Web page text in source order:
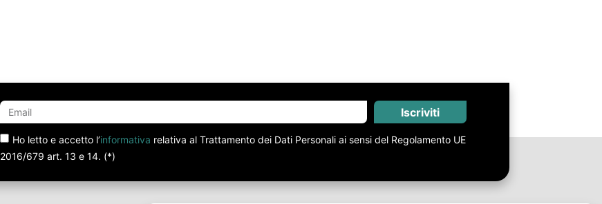
Ho letto e accetto l’informativa relativa al Trattamento dei Dati Personali ai sensi del Regolamento UE
2016/679 art. 13 e 14. (*)
Iscriviti